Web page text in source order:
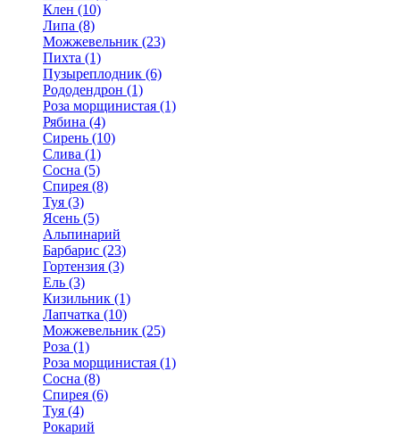
Клен (10)
Липа (8)
Можжевельник (23)
Пихта (1)
Пузыреплодник (6)
Рододендрон (1)
Роза морщинистая (1)
Рябина (4)
Сирень (10)
Слива (1)
Сосна (5)
Спирея (8)
Туя (3)
Ясень (5)
Альпинарий
Барбарис (23)
Гортензия (3)
Ель (3)
Кизильник (1)
Лапчатка (10)
Можжевельник (25)
Роза (1)
Роза морщинистая (1)
Сосна (8)
Спирея (6)
Туя (4)
Рокарий